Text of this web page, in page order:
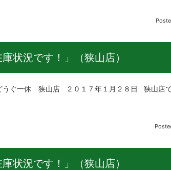
状況です！」（狭山店）
一休 狭山店 ２０１７年１月２８日 狭山店で
状況です！」（狭山店）